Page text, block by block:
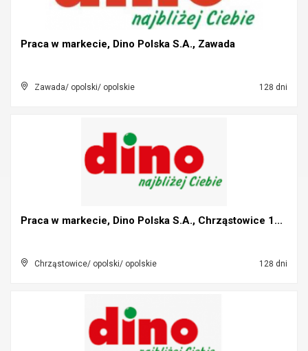
Praca w markecie, Dino Polska S.A., Zawada
Zawada/ opolski/ opolskie 128 dni
Praca w markecie, Dino Polska S.A., Chrząstowice 1...
Chrząstowice/ opolski/ opolskie 128 dni